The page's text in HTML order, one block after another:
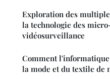
Exploration des
la technologie des
vidéosurveillance
Comment
la mode et du textile de